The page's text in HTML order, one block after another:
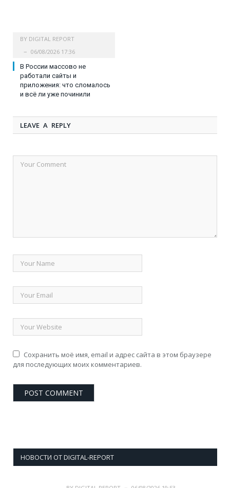
BY DIGITAL REPORT
06/08/2026 17:36
В России массово не
работали сайты и
приложения: что сломалось
и всё ли уже починили
LEAVE A REPLY
Сохранить моё имя, email и адрес сайта в этом браузере
для последующих моих комментариев.
НОВОСТИ ОТ DIGITAL-REPORT